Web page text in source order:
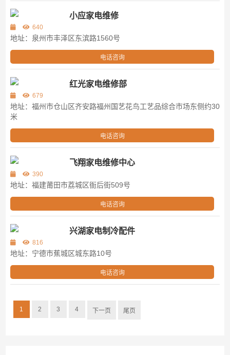
小应家电维修
640
地址：泉州市丰泽区东滨路1560号
电话咨询
红光家电维修部
679
地址：福州市仓山区齐安路福州国艺花鸟工艺品综合市场东侧约30
米
电话咨询
飞翔家电维修中心
390
地址：福建莆田市荔城区衙后街509号
电话咨询
兴湖家电制冷配件
816
地址：宁德市蕉城区城东路10号
电话咨询
1 2 3 4 下一页 尾页